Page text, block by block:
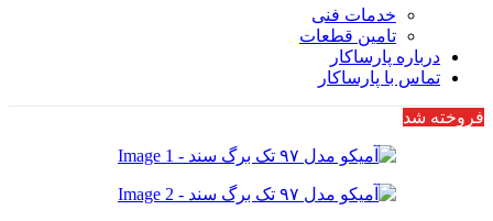
خدمات فنی
تامین قطعات
درباره پارساکار
تماس با پارساکار
فروخته شد